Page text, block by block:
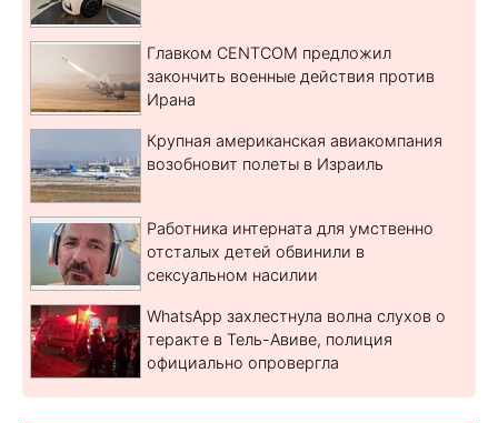
Главком CENTCOM предложил
закончить военные действия против
Ирана
Крупная американская авиакомпания
возобновит полеты в Израиль
Работника интерната для умственно
отсталых детей обвинили в
сексуальном насилии
WhatsApp захлестнула волна слухов о
теракте в Тель-Авиве, полиция
официально опровергла